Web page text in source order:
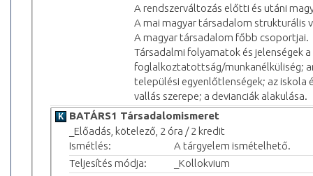
A rendszerváltozás előtti és utáni
A mai magyar társadalom strukturális
A magyar társadalom főbb csoportjai.
Társadalmi folyamatok és jelenségek
foglalkoztatottság/munkanélküliség;
települési egyenlőtlenségek; az iskola
vallás szerepe; a devianciák alakulása.
BATÁRS1 Társadalomismeret
_Előadás, kötelező, 2 óra / 2 kredit
Ismétlés:
A tárgyelem ismételhető.
Teljesítés módja:
_Kollokvium